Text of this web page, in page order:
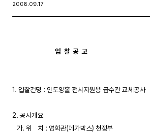
2008.09.17
입  찰  공  고
1. 입찰건명 : 인도양홀 전시지원용 급수관 교체공사
2. 공사개요
   가. 위    치 : 영화관(메가박스) 천정부